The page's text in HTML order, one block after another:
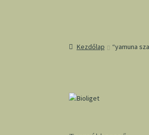
Kezdőlap “yamuna